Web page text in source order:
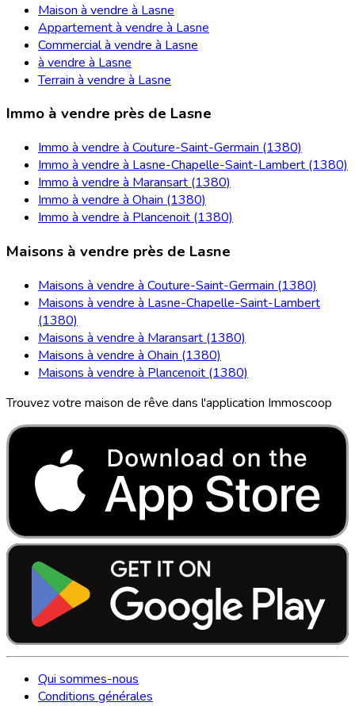
Maison à vendre à Lasne
Appartement à vendre à Lasne
Commercial à vendre à Lasne
à vendre à Lasne
Terrain à vendre à Lasne
Immo à vendre près de Lasne
Immo à vendre à Couture-Saint-Germain (1380)
Immo à vendre à Lasne-Chapelle-Saint-Lambert (1380)
Immo à vendre à Maransart (1380)
Immo à vendre à Ohain (1380)
Immo à vendre à Plancenoit (1380)
Maisons à vendre près de Lasne
Maisons à vendre à Couture-Saint-Germain (1380)
Maisons à vendre à Lasne-Chapelle-Saint-Lambert
(1380)
Maisons à vendre à Maransart (1380)
Maisons à vendre à Ohain (1380)
Maisons à vendre à Plancenoit (1380)
Trouvez votre maison de rêve dans l'application Immoscoop
Qui sommes-nous
Conditions générales